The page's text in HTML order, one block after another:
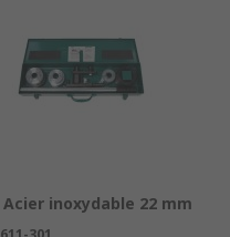
inoxydable 22 mm